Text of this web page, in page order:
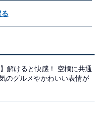
解けると快感！ 空欄に共通
のグルメやかわいい表情が